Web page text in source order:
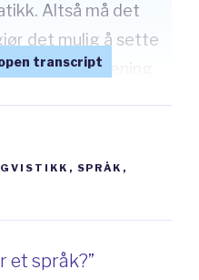
Altså må det
det mulig å sette
og gi dem mening
gjennom
på det språket.
, SPRÅK ,
et språk?”